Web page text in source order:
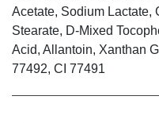
Acetate, Sodium Lactate,
Stearate, D-Mixed
Acid, Allantoin, Xanthan
77492, CI 77491